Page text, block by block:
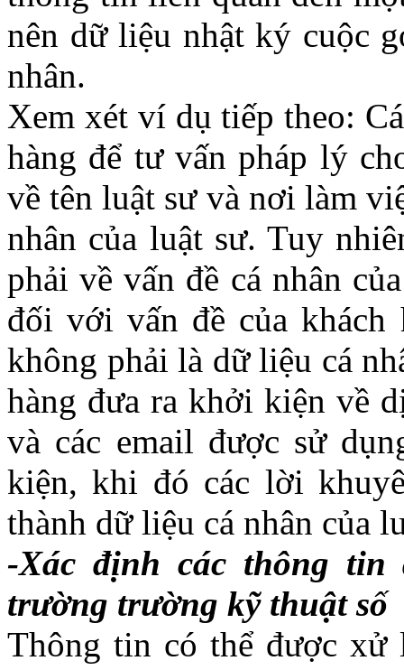
nên dữ liệu nhật ký cuộc
nhân.
Xem xét ví dụ tiếp theo:
hàng để tư vấn pháp lý
về tên luật sư và nơi làm
nhân của luật sư. Tuy
phải về vấn đề cá nhân
đối với vấn đề của khách
không phải là dữ liệu cá
hàng đưa ra khởi kiện về
và các email được sử
kiện, khi đó các lời
thành dữ liệu cá nhân của
-Xác định các thông
trường trường kỹ thuật số
Thông tin có thể được